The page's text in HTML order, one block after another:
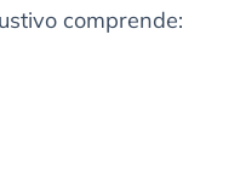
comprende: